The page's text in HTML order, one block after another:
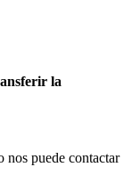
la
nos puede contactar